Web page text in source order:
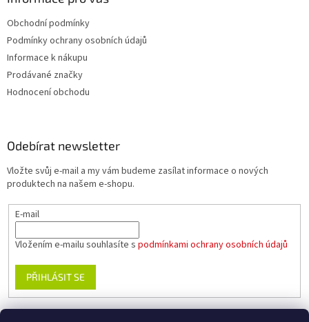
Obchodní podmínky
Podmínky ochrany osobních údajů
Informace k nákupu
Prodávané značky
Hodnocení obchodu
Odebírat newsletter
Vložte svůj e-mail a my vám budeme zasílat informace o nových
produktech na našem e-shopu.
E-mail
Vložením e-mailu souhlasíte s podmínkami ochrany osobních údajů
PŘIHLÁSIT SE